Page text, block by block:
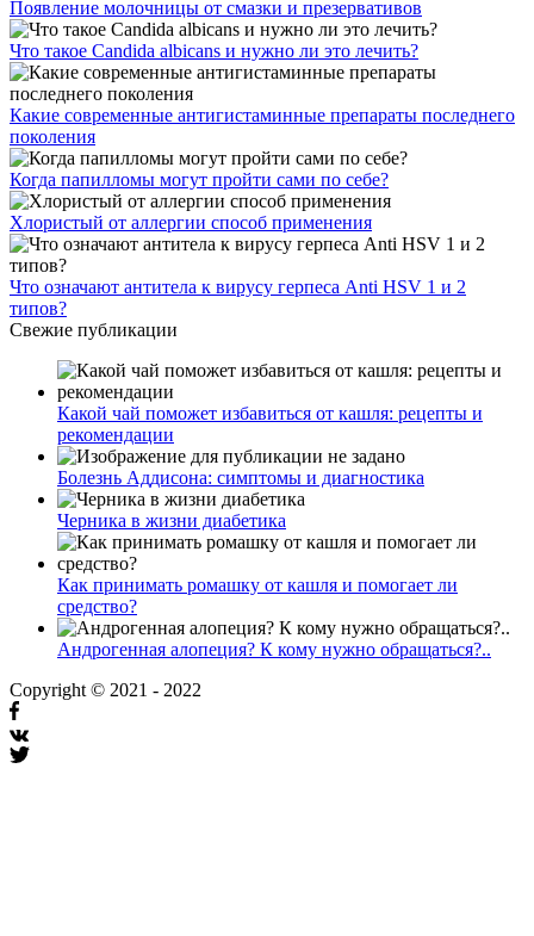
Появление молочницы от смазки и презервативов
Что такое Candida albicans и нужно ли это лечить?
Какие современные антигистаминные препараты последнего
поколения
Когда папилломы могут пройти сами по себе?
Хлористый от аллергии способ применения
Что означают антитела к вирусу герпеса Anti HSV 1 и 2
типов?
Свежие публикации
Какой чай поможет избавиться от кашля: рецепты и
рекомендации
Болезнь Аддисона: симптомы и диагностика
Черника в жизни диабетика
Как принимать ромашку от кашля и помогает ли
средство?
Андрогенная алопеция? К кому нужно обращаться?..
Copyright © 2021 - 2022